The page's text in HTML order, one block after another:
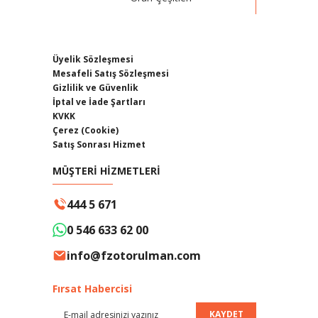
Üyelik Sözleşmesi
Mesafeli Satış Sözleşmesi
Gizlilik ve Güvenlik
İptal ve İade Şartları
KVKK
Çerez (Cookie)
Satış Sonrası Hizmet
MÜŞTERİ HİZMETLERİ
444 5 671
0 546 633 62 00
info@fzotorulman.com
Fırsat Habercisi
KAYDET